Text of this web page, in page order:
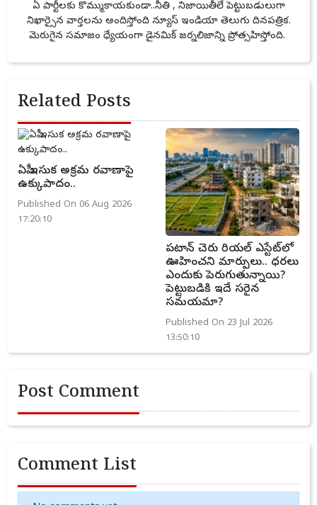
ఏ పార్టీలకు కొమ్ముకాయకుండా..నీతి , నిజాయితీలే పెట్టుబడులుగా
నిఖార్సైన వార్తలను అందిస్తోంది న్యూస్ ఇండియా తెలుగు దినపత్రిక.
మెరుగైన సమాజం ధ్యేయంగా డైనమిక్ జర్నలిజాన్ని ప్రోత్సహిస్తోంది.
Related Posts
ఏపీ ఇసుక అక్రమ రవాణాపై
ఉక్కుపాదం..
Published On 06 Aug 2026
17:20:10
పటాన్ చెరు రియల్ ఎస్టేట్‌లో
ఊహించని మార్పులు.. ధరలు
ఎందుకు పెరుగుతున్నాయి?
పెట్టుబడికి ఇదే సరైన
సమయమా?
Published On 23 Jul 2026
13:50:10
Post Comment
Comment List